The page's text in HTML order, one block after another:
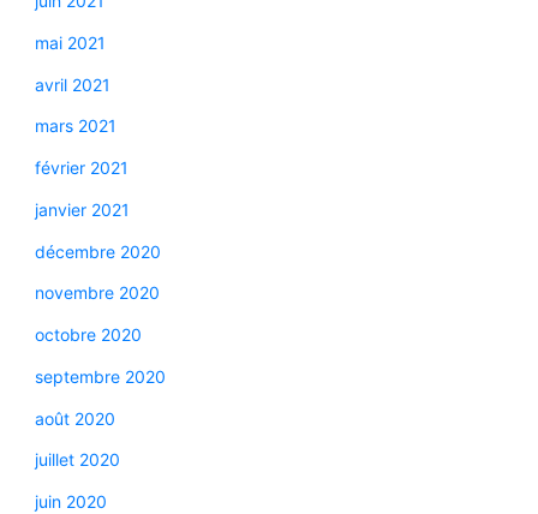
mai 2021
avril 2021
mars 2021
février 2021
janvier 2021
décembre 2020
novembre 2020
octobre 2020
septembre 2020
août 2020
juillet 2020
juin 2020